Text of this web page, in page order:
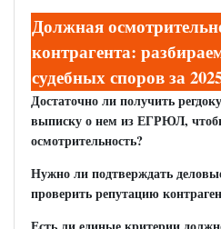
Должная
контрагента:
судебных споров за
Достаточно ли получить
выписку о нем из ЕГРЮЛ,
осмотрительность?
Нужно ли подтверждать
проверить репутацию